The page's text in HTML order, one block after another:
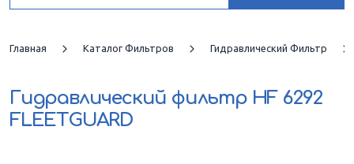
Главная Каталог Фильтров Гидравлический Фильтр
Гидравлический фильтр HF 6292
FLEETGUARD